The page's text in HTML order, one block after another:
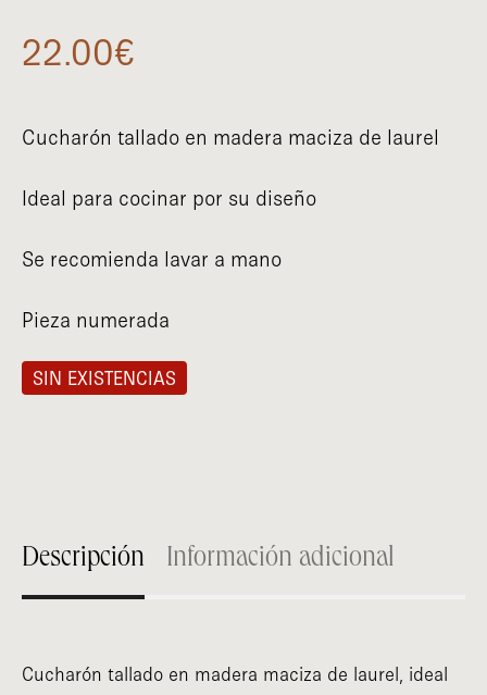
22.00€
Cucharón tallado en madera maciza de laurel
Ideal para cocinar por su diseño
Se recomienda lavar a mano
Pieza numerada
SIN EXISTENCIAS
Descripción Información adicional
Cucharón tallado en madera maciza de laurel, ideal